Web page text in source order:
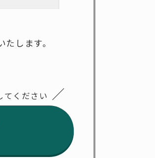
します。
てください ／